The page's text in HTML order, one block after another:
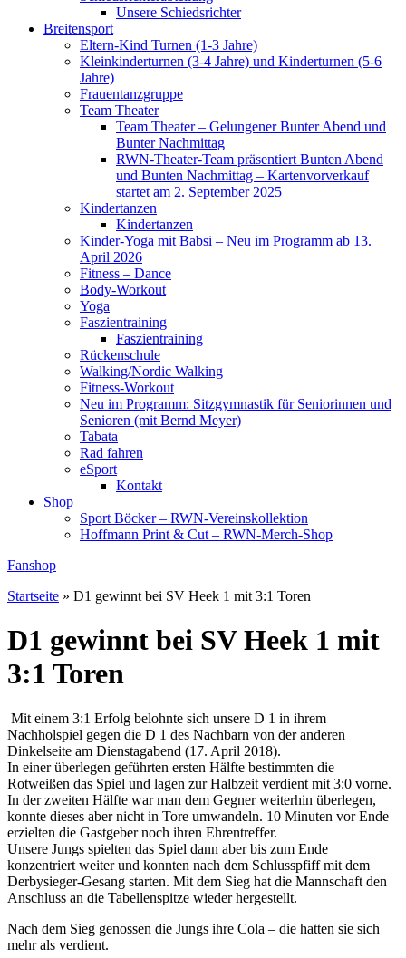
Unsere Schiedsrichter
Breitensport
Eltern-Kind Turnen (1-3 Jahre)
Kleinkinderturnen (3-4 Jahre) und Kinderturnen (5-6
Jahre)
Frauentanzgruppe
Team Theater
Team Theater – Gelungener Bunter Abend und
Bunter Nachmittag
RWN-Theater-Team präsentiert Bunten Abend
und Bunten Nachmittag – Kartenvorverkauf
startet am 2. September 2025
Kindertanzen
Kindertanzen
Kinder-Yoga mit Babsi – Neu im Programm ab 13.
April 2026
Fitness – Dance
Body-Workout
Yoga
Faszientraining
Faszientraining
Rückenschule
Walking/Nordic Walking
Fitness-Workout
Neu im Programm: Sitzgymnastik für Seniorinnen und
Senioren (mit Bernd Meyer)
Tabata
Rad fahren
eSport
Kontakt
Shop
Sport Böcker – RWN-Vereinskollektion
Hoffmann Print & Cut – RWN-Merch-Shop
Fanshop
Startseite » D1 gewinnt bei SV Heek 1 mit 3:1 Toren
D1 gewinnt bei SV Heek 1 mit
3:1 Toren
Mit einem 3:1 Erfolg belohnte sich unsere D 1 in ihrem
Nachholspiel gegen die D 1 des Nachbarn von der anderen
Dinkelseite am Dienstagabend (17. April 2018).
In einer überlegen geführten ersten Hälfte bestimmten die
Rotweißen das Spiel und lagen zur Halbzeit verdient mit 3:0 vorne.
In der zweiten Hälfte war man dem Gegner weiterhin überlegen,
konnte dieses aber nicht in Tore umwandeln. 10 Minuten vor Ende
erzielten die Gastgeber noch ihren Ehrentreffer.
Unsere Jungs spielten das Spiel dann aber bis zum Ende
konzentriert weiter und konnten nach dem Schlusspfiff mit dem
Derbysieger-Gesang starten. Mit dem Sieg hat die Mannschaft den
Anschluss an die Tabellenspitze wieder hergestellt.
Nach dem Sieg genossen die Jungs ihre Cola – die hatten sie sich
mehr als verdient.